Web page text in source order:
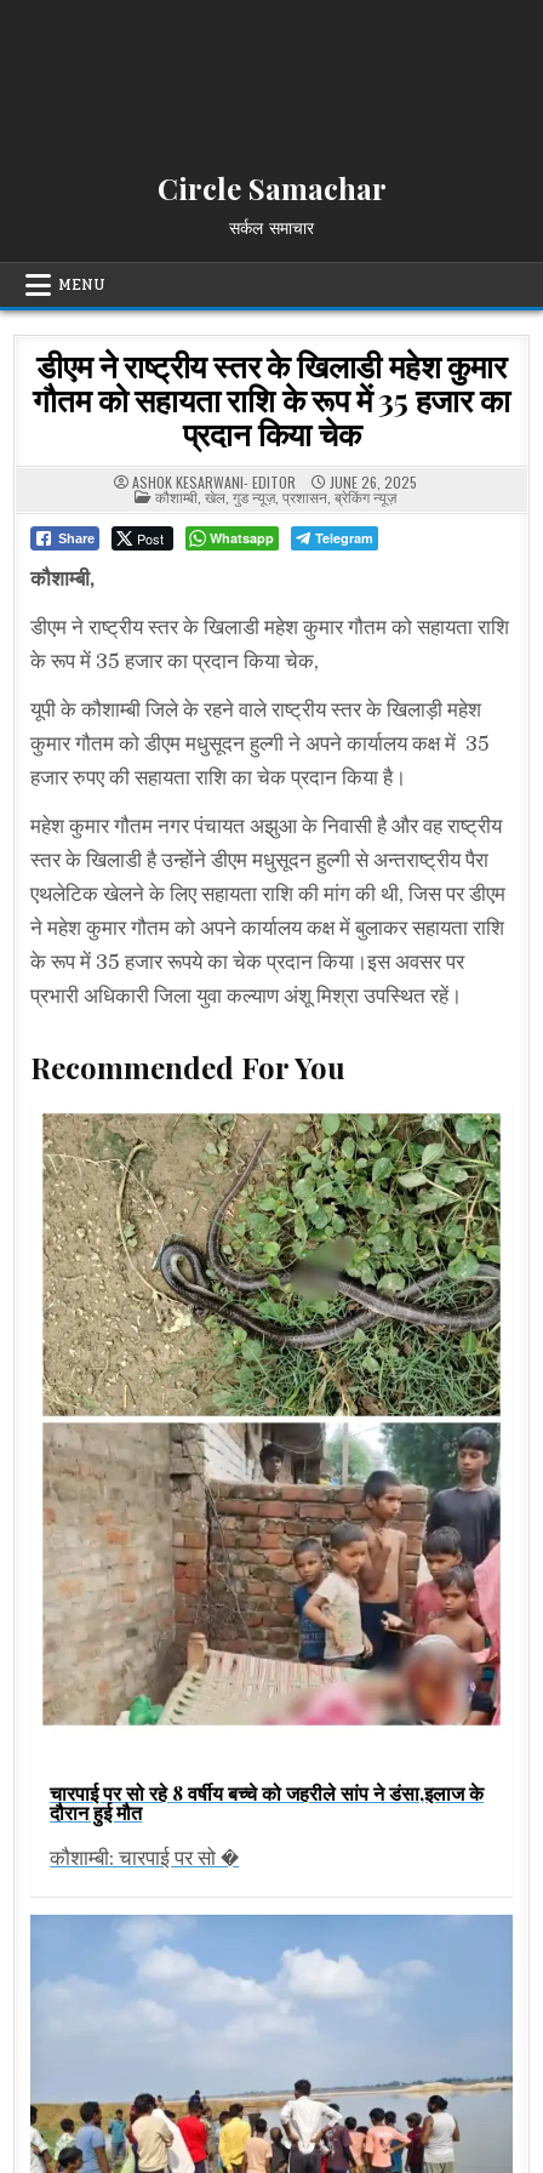
Circle Samachar
सर्कल समाचार
MENU
डीएम ने राष्ट्रीय स्तर के खिलाडी महेश कुमार
गौतम को सहायता राशि के रूप में 35 हजार का
प्रदान किया चेक
ASHOK KESARWANI- EDITOR JUNE 26, 2025
POSTED
IN
कौशाम्बी खेल गुड न्यूज़,प्रशासन ब्रेकिंग न्यूज़
Share Post Whatsapp Telegram
कौशाम्बी,
डीएम ने राष्ट्रीय स्तर के खिलाडी महेश कुमार गौतम को सहायता राशि
के रूप में 35 हजार का प्रदान किया चेक,
यूपी के कौशाम्बी जिले के रहने वाले राष्ट्रीय स्तर के खिलाड़ी महेश
कुमार गौतम को डीएम मधुसूदन हुल्गी ने अपने कार्यालय कक्ष में 35
हजार रुपए की सहायता राशि का चेक प्रदान किया है।
महेश कुमार गौतम नगर पंचायत अझुआ के निवासी है और वह राष्ट्रीय
स्तर के खिलाडी है उन्होंने डीएम मधुसूदन हुल्गी से अन्तराष्ट्रीय पैरा
एथलेटिक खेलने के लिए सहायता राशि की मांग की थी, जिस पर डीएम
ने महेश कुमार गौतम को अपने कार्यालय कक्ष में बुलाकर सहायता राशि
के रूप में 35 हजार रूपये का चेक प्रदान किया।इस अवसर पर
प्रभारी अधिकारी जिला युवा कल्याण अंशू मिश्रा उपस्थित रहें।
Recommended For You
चारपाई पर सो रहे 8 वर्षीय बच्चे को जहरीले सांप ने डंसा,इलाज के
दौरान हुई मौत
कौशाम्बी: चारपाई पर सो �